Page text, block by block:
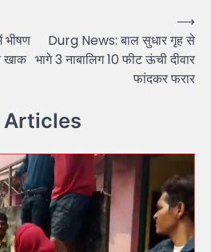
भीषण
खाक
Durg News: बाल सुधार गृह से
भागे 3 नाबालिग 10 फीट ऊंची दीवार
फांदकर फरार
⟶
Articles